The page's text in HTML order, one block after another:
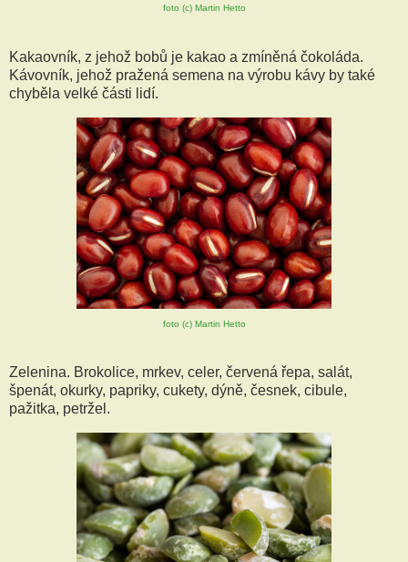
foto (c) Martin Hetto
Kakaovník, z jehož bobů je kakao a zmíněná čokoláda.
Kávovník, jehož pražená semena na výrobu kávy by také
chyběla velké části lidí.
foto (c) Martin Hetto
Zelenina. Brokolice, mrkev, celer, červená řepa, salát,
špenát, okurky, papriky, cukety, dýně, česnek, cibule,
pažitka, petržel.